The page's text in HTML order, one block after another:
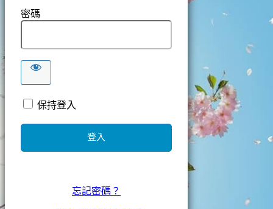
密碼
保持登入
忘記密碼？